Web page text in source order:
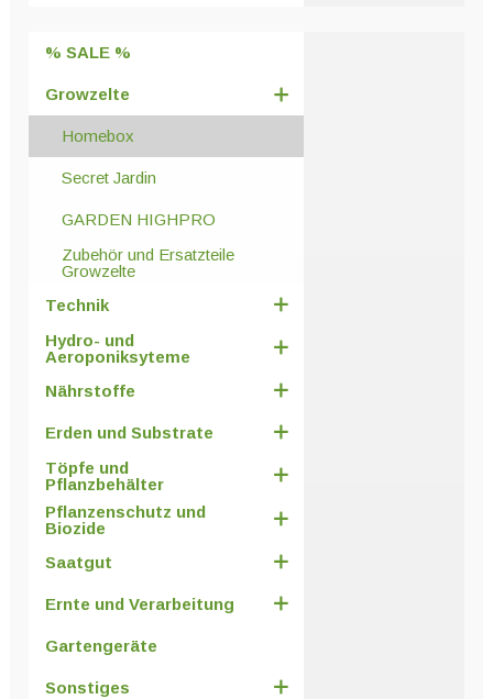
gewählt
werden
% SALE %
Growzelte
Homebox
Secret Jardin
GARDEN HIGHPRO
Zubehör und Ersatzteile
Growzelte
Technik
Hydro- und
Aeroponiksyteme
Nährstoffe
Erden und Substrate
Töpfe und
Pflanzbehälter
Pflanzenschutz und
Biozide
Saatgut
Ernte und Verarbeitung
Gartengeräte
Sonstiges